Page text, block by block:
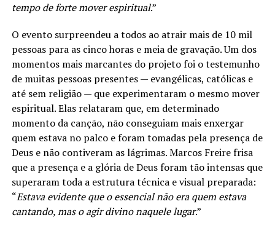
tempo de forte mover espiritual.”
O evento surpreendeu a todos ao atrair mais de 10 mil
pessoas para as cinco horas e meia de gravação. Um dos
momentos mais marcantes do projeto foi o testemunho
de muitas pessoas presentes — evangélicas, católicas e
até sem religião — que experimentaram o mesmo mover
espiritual. Elas relataram que, em determinado
momento da canção, não conseguiam mais enxergar
quem estava no palco e foram tomadas pela presença de
Deus e não contiveram as lágrimas. Marcos Freire frisa
que a presença e a glória de Deus foram tão intensas que
superaram toda a estrutura técnica e visual preparada:
“Estava evidente que o essencial não era quem estava
cantando, mas o agir divino naquele lugar.”